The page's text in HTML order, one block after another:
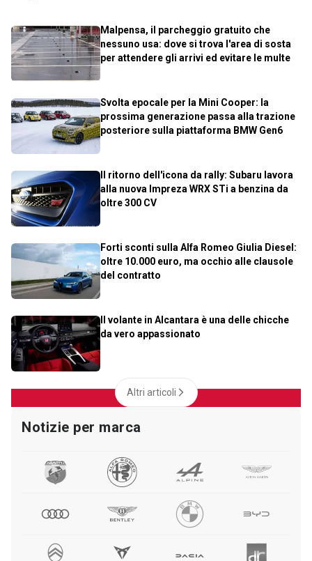
Malpensa, il parcheggio gratuito che
nessuno usa: dove si trova l'area di sosta
per attendere gli arrivi ed evitare le multe
Svolta epocale per la Mini Cooper: la
prossima generazione passa alla trazione
posteriore sulla piattaforma BMW Gen6
Il ritorno dell'icona da rally: Subaru lavora
alla nuova Impreza WRX STi a benzina da
oltre 300 CV
Forti sconti sulla Alfa Romeo Giulia Diesel:
oltre 10.000 euro, ma occhio alle clausole
del contratto
Il volante in Alcantara è una delle chicche
da vero appassionato
Altri articoli
Notizie per marca